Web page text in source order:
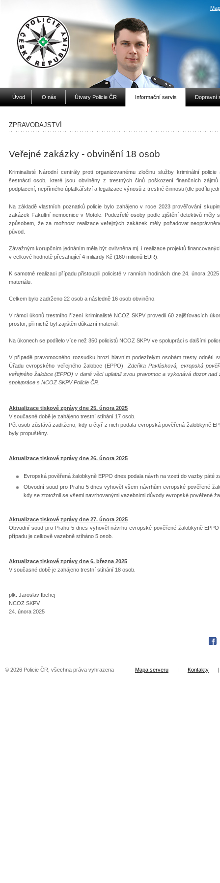
Úvod O nás Útvary Policie ČR Informační servis Dopravní
ZPRAVODAJSTVÍ
Veřejné zakázky - obvinění 18 osob
Kriminalisté Národní centrály proti organizovanému zločinu služby kriminální
šestnácti osob, které jsou obviněny z trestných činů poškození finančních
podplacení, nepřímého úplatkářství a legalizace výnosů z trestné činnosti (dle podílu
Na základě vlastních poznatků policie bylo zahájeno v roce 2023 prověřování
zakázek Fakultní nemocnice v Motole. Podezřelé osoby podle zjištění detektivů
způsobem, že za možnost realizace veřejných zakázek měly požadovat
původ.
Závažným korupčním jednáním měla být ovlivněna mj. i realizace projektů
v celkové hodnotě přesahující 4 miliardy Kč (160 milionů EUR).
K samotné realizaci případu přistoupili policisté v ranních hodinách dne 24. února
materiálu.
Celkem bylo zadrženo 22 osob a následně 16 osob obviněno.
V rámci úkonů trestního řízení kriminalisté NCOZ SKPV provedli 60 zajišťovacích
prostor, při nichž byl zajištěn důkazní materiál.
Na úkonech se podílelo více než 350 policistů NCOZ SKPV ve spolupráci s dalšími
V případě pravomocného rozsudku hrozí hlavním podezřelým osobám tresty odnětí
Úřadu evropského veřejného žalobce (EPPO). Zdeňka Pavlásková, evropská
veřejného žalobce (EPPO) v dané věci uplatnil svou pravomoc a vykonává dozor
spolupráce s NCOZ SKPV Policie ČR.
Aktualizace tiskové zprávy dne 25. února 2025
V současné době je zahájeno trestní stíhání 17 osob.
Pět osob zůstává zadrženo, kdy u čtyř z nich podala evropská pověřená žalobkyně
byly propuštěny.
Aktualizace tiskové zprávy dne 26. února 2025
Evropská pověřená žalobkyně EPPO dnes podala návrh na vzetí do vazby páté
Obvodní soud pro Prahu 5 dnes vyhověl všem návrhům evropské pověřené
kdy se ztotožnil se všemi navrhovanými vazebními důvody evropské pověřené
Aktualizace tiskové zprávy dne 27. února 2025
Obvodní soud pro Prahu 5 dnes vyhověl návrhu evropské pověřené žalobkyně
případu je celkově vazebně stíháno 5 osob.
Aktualizace tiskové zprávy dne 6. března 2025
V současné době je zahájeno trestní stíhání 18 osob.
plk. Jaroslav Ibehej
NCOZ SKPV
24. února 2025
© 2026 Policie ČR, všechna práva vyhrazena Mapa serveru Kontakty